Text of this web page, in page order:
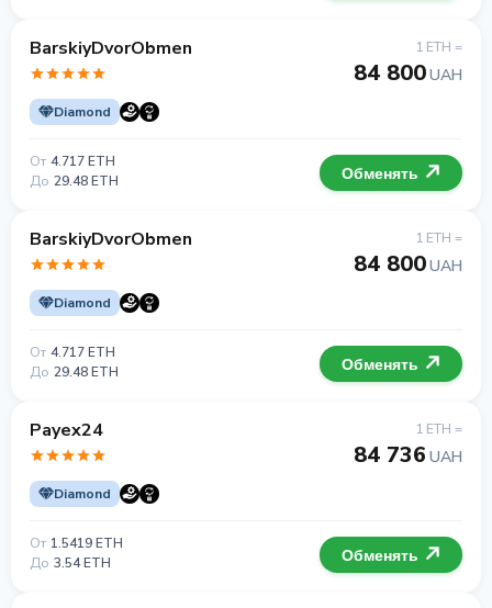
BarskiyDvorObmen
Diamond
1 ETH =
84 800UAH
От 4.717 ETH
До 29.48 ETH Обменять
BarskiyDvorObmen
Diamond
1 ETH =
84 800UAH
От 4.717 ETH
До 29.48 ETH Обменять
Payex24
Diamond
1 ETH =
84 736 UAH
От 1.5419 ETH
До 3.54 ETH Обменять